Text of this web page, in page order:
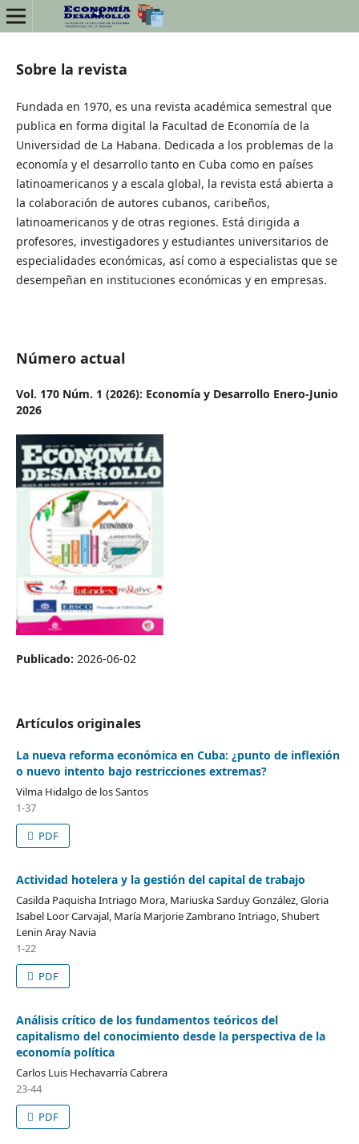
Sobre la revista
Fundada en 1970, es una revista académica semestral que
publica en forma digital la Facultad de Economía de la
Universidad de La Habana. Dedicada a los problemas de la
economía y el desarrollo tanto en Cuba como en países
latinoamericanos y a escala global, la revista está abierta a
la colaboración de autores cubanos, caribeños,
latinoamericanos y de otras regiones. Está dirigida a
profesores, investigadores y estudiantes universitarios de
especialidades económicas, así como a especialistas que se
desempeñan en instituciones económicas y en empresas.
Número actual
Vol. 170 Núm. 1 (2026): Economía y Desarrollo Enero-Junio
2026
Publicado: 2026-06-02
Artículos originales
La nueva reforma económica en Cuba: ¿punto de inflexión
o nuevo intento bajo restricciones extremas?
Vilma Hidalgo de los Santos
1-37
PDF
Actividad hotelera y la gestión del capital de trabajo
Casilda Paquisha Intriago Mora, Mariuska Sarduy González, Gloria
Isabel Loor Carvajal, María Marjorie Zambrano Intriago, Shubert
Lenin Aray Navia
1-22
PDF
Análisis crítico de los fundamentos teóricos del
capitalismo del conocimiento desde la perspectiva de la
economía política
Carlos Luis Hechavarría Cabrera
23-44
PDF